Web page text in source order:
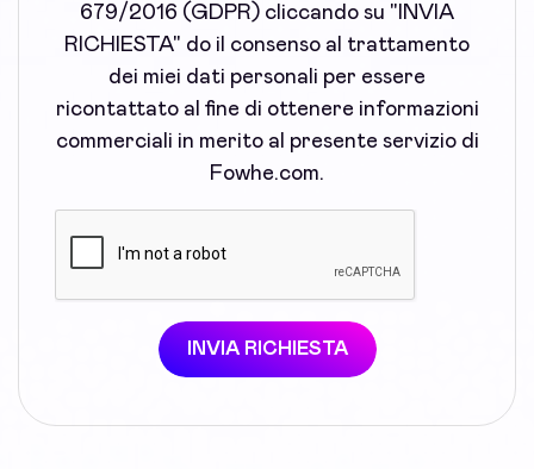
679/2016 (GDPR) cliccando su "INVIA
RICHIESTA" do il consenso al trattamento
dei miei dati personali per essere
ricontattato al fine di ottenere informazioni
commerciali in merito al presente servizio di
Fowhe.com.
INVIA RICHIESTA